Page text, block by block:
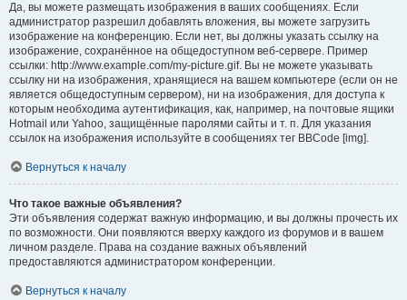
Да, вы можете размещать изображения в ваших сообщениях. Если
администратор разрешил добавлять вложения, вы можете загрузить
изображение на конференцию. Если нет, вы должны указать ссылку на
изображение, сохранённое на общедоступном веб-сервере. Пример
ссылки: http://www.example.com/my-picture.gif. Вы не можете указывать
ссылку ни на изображения, хранящиеся на вашем компьютере (если он не
является общедоступным сервером), ни на изображения, для доступа к
которым необходима аутентификация, как, например, на почтовые ящики
Hotmail или Yahoo, защищённые паролями сайты и т. п. Для указания
ссылок на изображения используйте в сообщениях тег BBCode [img].
Вернуться к началу
Что такое важные объявления?
Эти объявления содержат важную информацию, и вы должны прочесть их
по возможности. Они появляются вверху каждого из форумов и в вашем
личном разделе. Права на создание важных объявлений
предоставляются администратором конференции.
Вернуться к началу